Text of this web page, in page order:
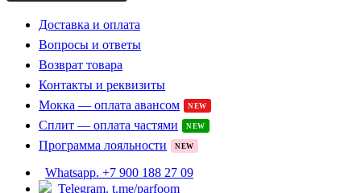
Доставка и оплата
Вопросы и ответы
Возврат товара
Контакты и реквизиты
Мокка — оплата авансом
NEW
Сплит — оплата частями NEW
Программа лояльности NEW
Whatsapp. +7 900 188 27 09
Telegram. t.me/parfoom